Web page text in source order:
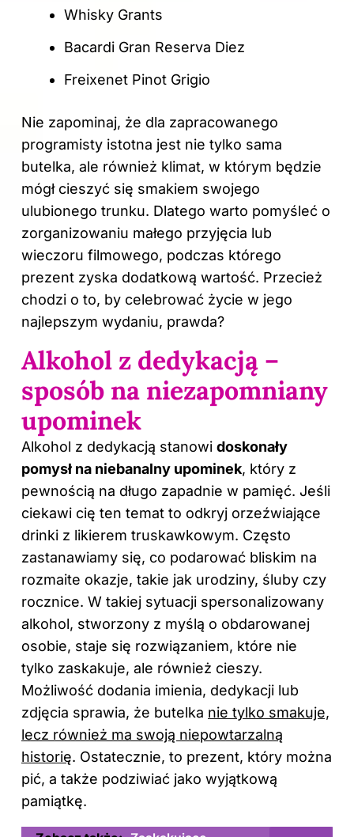
Whisky Grants
Bacardi Gran Reserva Diez
Freixenet Pinot Grigio
Nie zapominaj, że dla zapracowanego
programisty istotna jest nie tylko sama
butelka, ale również klimat, w którym będzie
mógł cieszyć się smakiem swojego
ulubionego trunku. Dlatego warto pomyśleć o
zorganizowaniu małego przyjęcia lub
wieczoru filmowego, podczas którego
prezent zyska dodatkową wartość. Przecież
chodzi o to, by celebrować życie w jego
najlepszym wydaniu, prawda?
Alkohol z dedykacją –
sposób na niezapomniany
upominek
Alkohol z dedykacją stanowi doskonały
pomysł na niebanalny upominek, który z
pewnością na długo zapadnie w pamięć. Jeśli
ciekawi cię ten temat to odkryj orzeźwiające
drinki z likierem truskawkowym. Często
zastanawiamy się, co podarować bliskim na
rozmaite okazje, takie jak urodziny, śluby czy
rocznice. W takiej sytuacji spersonalizowany
alkohol, stworzony z myślą o obdarowanej
osobie, staje się rozwiązaniem, które nie
tylko zaskakuje, ale również cieszy.
Możliwość dodania imienia, dedykacji lub
zdjęcia sprawia, że butelka nie tylko smakuje,
lecz również ma swoją niepowtarzalną
historię. Ostatecznie, to prezent, który można
pić, a także podziwiać jako wyjątkową
pamiątkę.